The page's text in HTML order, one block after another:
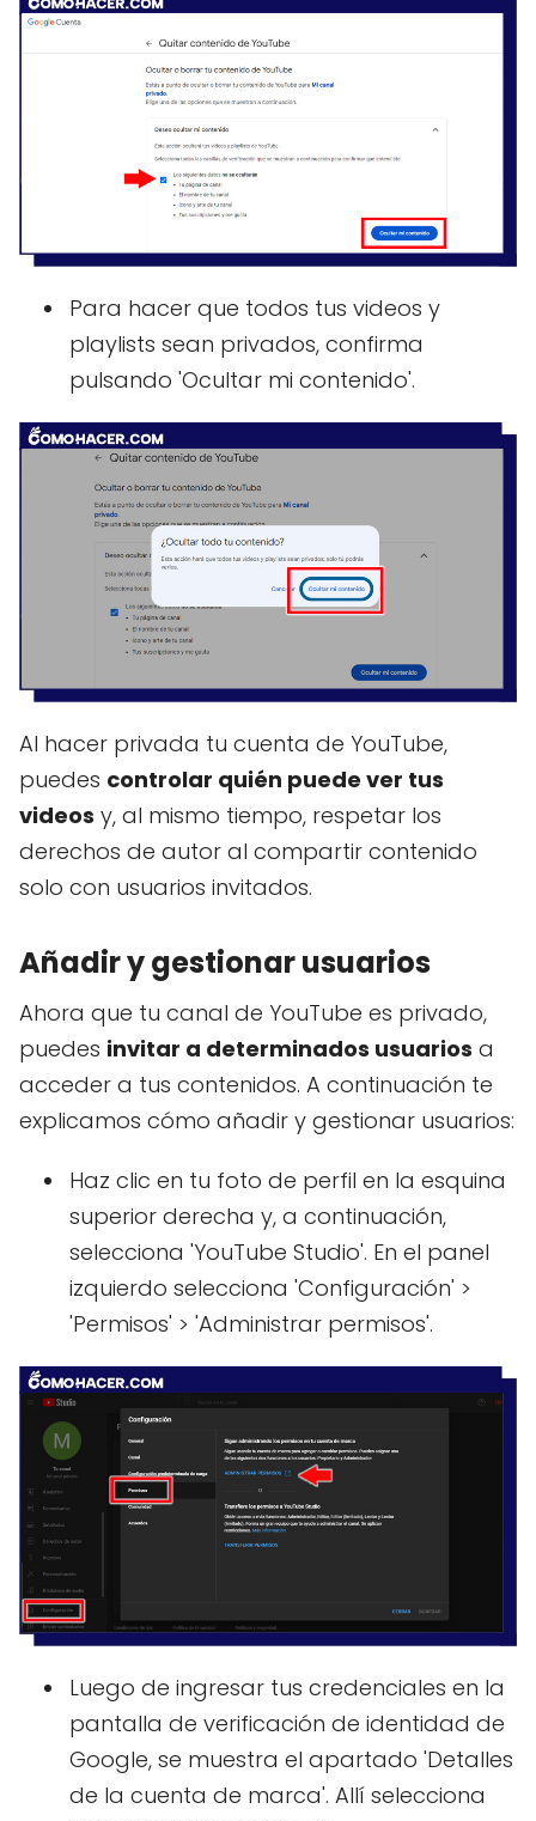
Para hacer que todos tus videos y
playlists sean privados, confirma
pulsando 'Ocultar mi contenido'.
Al hacer privada tu cuenta de YouTube,
puedes controlar quién puede ver tus
videos y, al mismo tiempo, respetar los
derechos de autor al compartir contenido
solo con usuarios invitados.
Añadir y gestionar usuarios
Ahora que tu canal de YouTube es privado,
puedes invitar a determinados usuarios a
acceder a tus contenidos. A continuación te
explicamos cómo añadir y gestionar usuarios:
Haz clic en tu foto de perfil en la esquina
superior derecha y, a continuación,
selecciona 'YouTube Studio'. En el panel
izquierdo selecciona 'Configuración' >
'Permisos' > 'Administrar permisos'.
Luego de ingresar tus credenciales en la
pantalla de verificación de identidad de
Google, se muestra el apartado 'Detalles
de la cuenta de marca'. Allí selecciona